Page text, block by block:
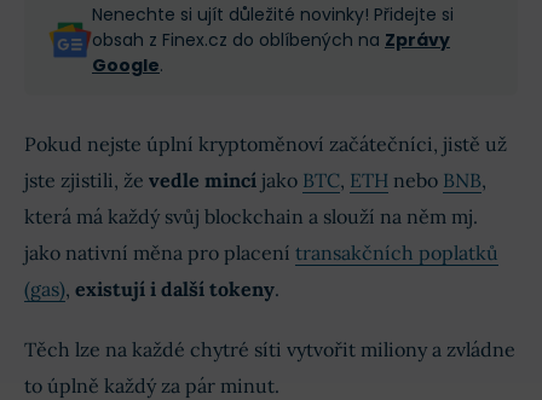
Nenechte si ujít důležité novinky! Přidejte si
obsah z Finex.cz do oblíbených na Zprávy
Google.
Pokud nejste úplní kryptoměnoví začátečníci, jistě už
jste zjistili, že vedle mincí jako BTC, ETH nebo BNB,
která má každý svůj blockchain a slouží na něm mj.
jako nativní měna pro placení transakčních poplatků
(gas), existují i další tokeny.
Těch lze na každé chytré síti vytvořit miliony a zvládne
to úplně každý za pár minut.